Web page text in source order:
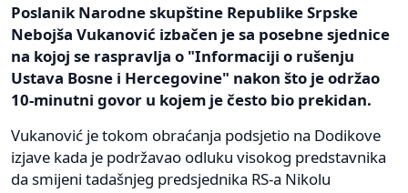
Poslanik Narodne skupštine Republike Srpske
Nebojša Vukanović izbačen je sa posebne sjednice
na kojoj se raspravlja o "Informaciji o rušenju
Ustava Bosne i Hercegovine" nakon što je održao
10-minutni govor u kojem je često bio prekidan.
Vukanović je tokom obraćanja podsjetio na Dodikove
izjave kada je podržavao odluku visokog predstavnika
da smijeni tadašnjeg predsjednika RS-a Nikolu